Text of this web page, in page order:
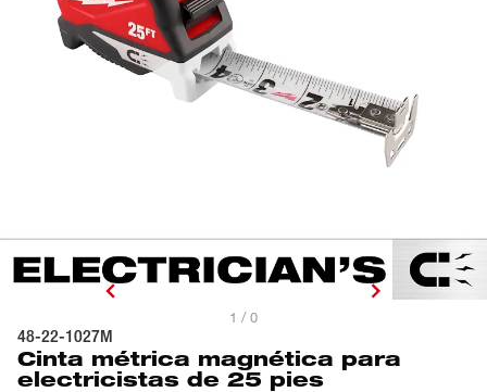
1 / 0
48-22-1027M
Cinta métrica magnética para
electricistas de 25 pies